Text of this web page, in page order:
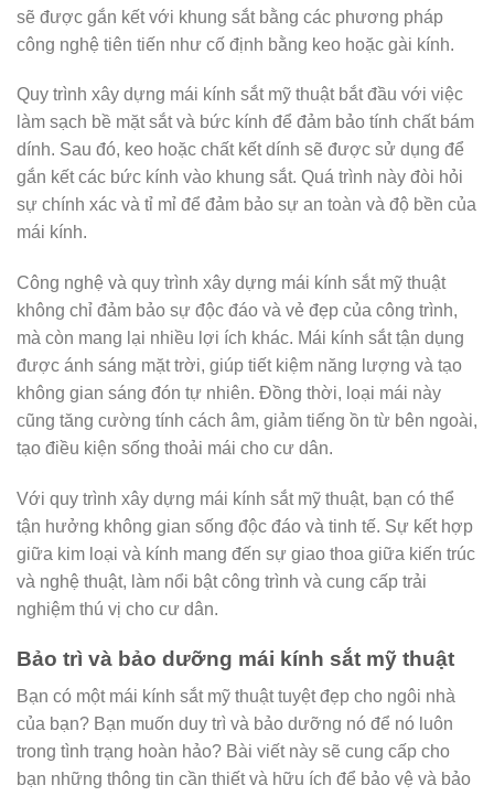
sẽ được gắn kết với khung sắt bằng các phương pháp
công nghệ tiên tiến như cố định bằng keo hoặc gài kính.
Quy trình xây dựng mái kính sắt mỹ thuật bắt đầu với việc
làm sạch bề mặt sắt và bức kính để đảm bảo tính chất bám
dính. Sau đó, keo hoặc chất kết dính sẽ được sử dụng để
gắn kết các bức kính vào khung sắt. Quá trình này đòi hỏi
sự chính xác và tỉ mỉ để đảm bảo sự an toàn và độ bền của
mái kính.
Công nghệ và quy trình xây dựng mái kính sắt mỹ thuật
không chỉ đảm bảo sự độc đáo và vẻ đẹp của công trình,
mà còn mang lại nhiều lợi ích khác. Mái kính sắt tận dụng
được ánh sáng mặt trời, giúp tiết kiệm năng lượng và tạo
không gian sáng đón tự nhiên. Đồng thời, loại mái này
cũng tăng cường tính cách âm, giảm tiếng ồn từ bên ngoài,
tạo điều kiện sống thoải mái cho cư dân.
Với quy trình xây dựng mái kính sắt mỹ thuật, bạn có thể
tận hưởng không gian sống độc đáo và tinh tế. Sự kết hợp
giữa kim loại và kính mang đến sự giao thoa giữa kiến trúc
và nghệ thuật, làm nổi bật công trình và cung cấp trải
nghiệm thú vị cho cư dân.
Bảo trì và bảo dưỡng mái kính sắt mỹ thuật
Bạn có một mái kính sắt mỹ thuật tuyệt đẹp cho ngôi nhà
của bạn? Bạn muốn duy trì và bảo dưỡng nó để nó luôn
trong tình trạng hoàn hảo? Bài viết này sẽ cung cấp cho
bạn những thông tin cần thiết và hữu ích để bảo vệ và bảo